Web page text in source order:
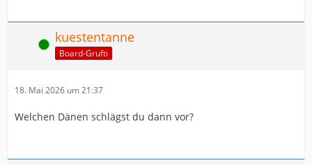
Online kuestentanne
Board-Grufti
18. Mai 2026 um 21:37
Welchen Dänen schlägst du dann vor?